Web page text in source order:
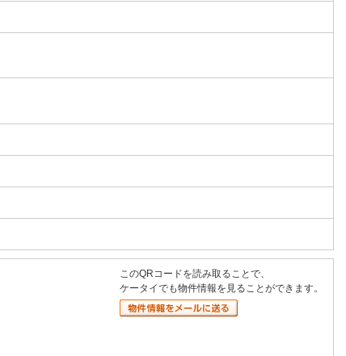
このQRコードを読み取ることで、
ケータイでも物件情報を見ることができます。